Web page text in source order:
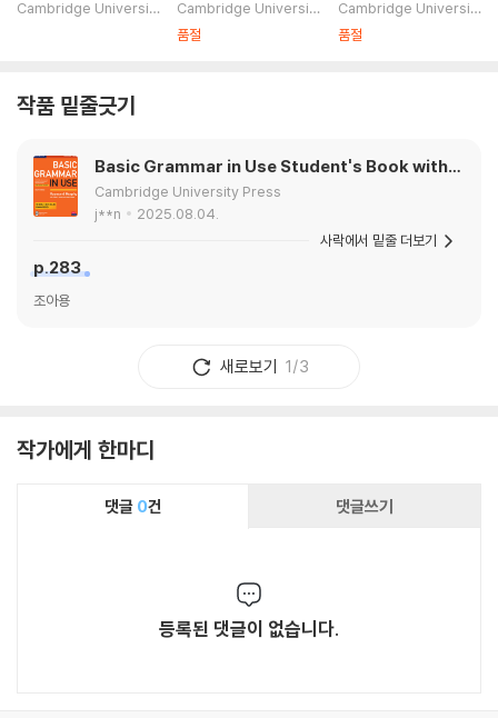
s and Interactive e
Cambridge Universit
Cambridge Universit
y Press
품절
4/E
Cambridge Universit
y Press
품절
작품 밑줄긋기
Basic Grammar in Use Student's Book with
Answers and Interactive eBook, 4/E
Cambridge University Press
j**n
2025.08.04.
p.283
조아용
사락에서 밑줄 더보기
새로보기 1/3
작가에게 한마디
댓글 0건 댓글쓰기
등록된 댓글이 없습니다.